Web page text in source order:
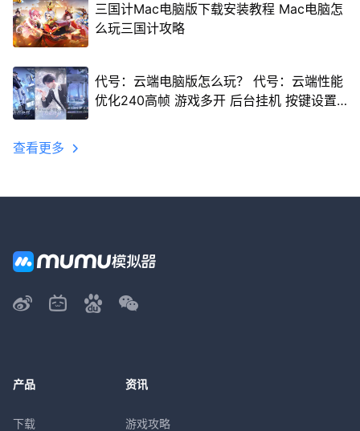
三国计Mac电脑版下载安装教程 Mac电脑怎
么玩三国计攻略
代号：云端电脑版怎么玩？ 代号：云端性能
优化240高帧 游戏多开 后台挂机 按键设置
查看更多
产品
下载
资讯
游戏攻略